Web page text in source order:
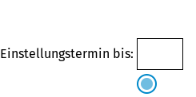
Einstellungstermin bis: